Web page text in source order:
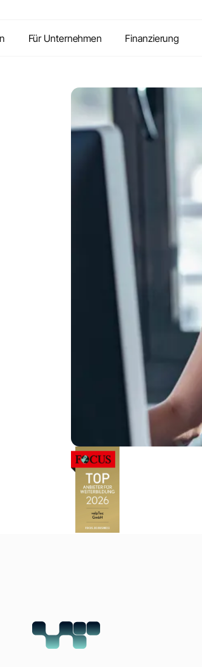
Für Unternehmen Finanzierung